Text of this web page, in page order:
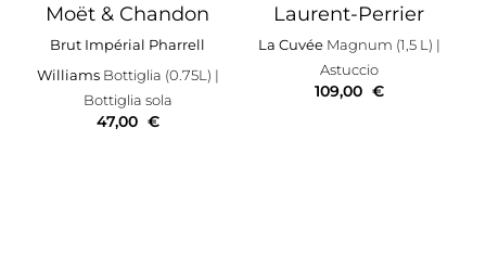
Moët & Chandon
Brut Impérial Pharrell
WilliamsBottiglia (0.75L) |
Bottiglia sola
47,00 €
Laurent-Perrier
La Cuvée Magnum (1,5 L) |
Astuccio
109,00 €